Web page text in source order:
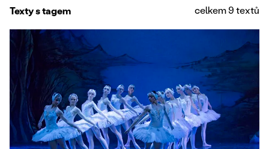
Texty s tagem celkem 9 textů